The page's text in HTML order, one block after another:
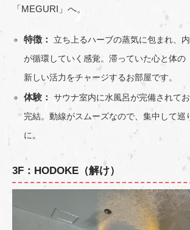
「MEGURI」へ。
特徴：
立ち上るハーブの蒸気に包まれ、
が循環していく感覚。滞っていた心と体の
新しい活力をチャージするお部屋です。
体験：
サウナ室内に水風呂が完備されて
完結。動線がスムーズなので、集中して巡
に。
3F：HODOKE（解け）